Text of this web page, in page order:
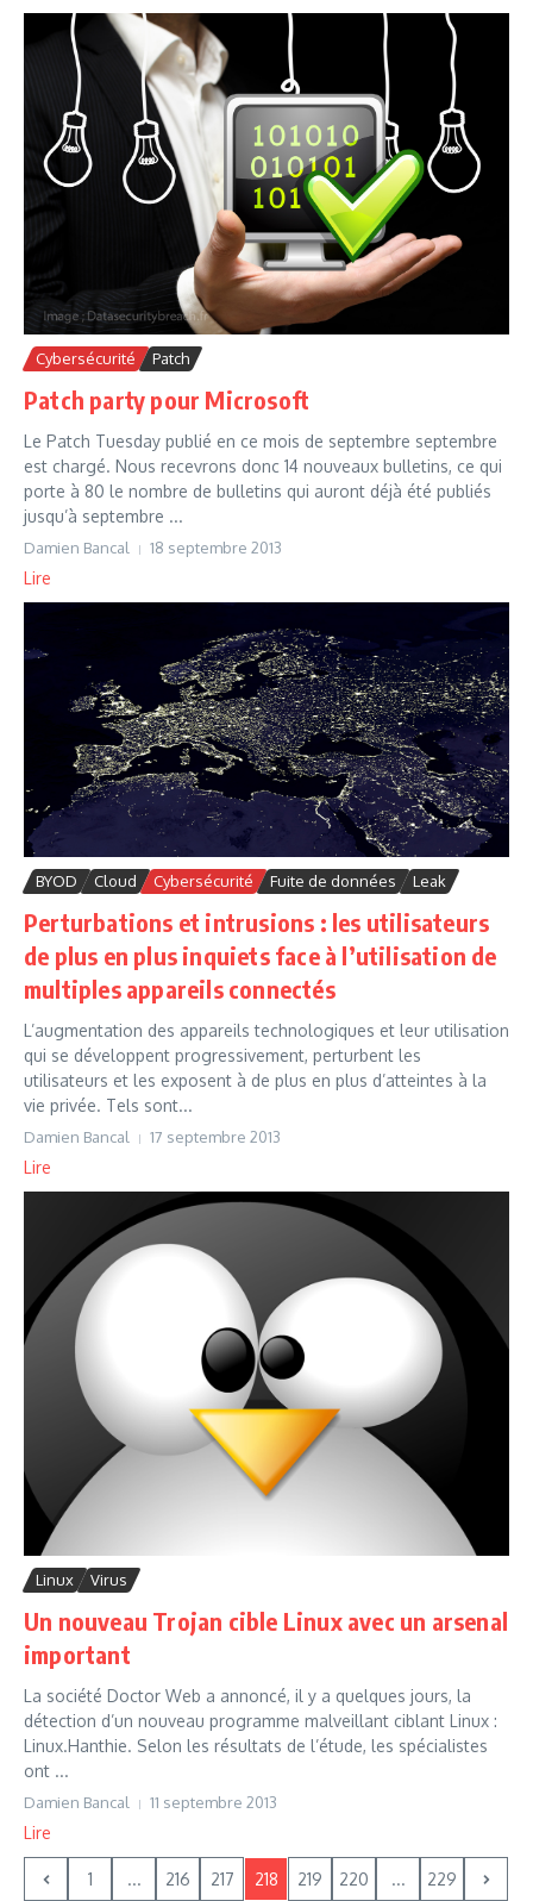
Cybersécurité Patch
Patch party pour Microsoft
Le Patch Tuesday publié en ce mois de septembre septembre
est chargé. Nous recevrons donc 14 nouveaux bulletins, ce qui
porte à 80 le nombre de bulletins qui auront déjà été publiés
jusqu’à septembre ...
Damien Bancal 18 septembre 2013
Lire
BYOD Cloud Cybersécurité Fuite de données Leak
Perturbations et intrusions : les utilisateurs
de plus en plus inquiets face à l’utilisation de
multiples appareils connectés
L’augmentation des appareils technologiques et leur utilisation
qui se développent progressivement, perturbent les
utilisateurs et les exposent à de plus en plus d’atteintes à la
vie privée. Tels sont...
Damien Bancal 17 septembre 2013
Lire
Linux Virus
Un nouveau Trojan cible Linux avec un arsenal
important
La société Doctor Web a annoncé, il y a quelques jours, la
détection d’un nouveau programme malveillant ciblant Linux :
Linux.Hanthie. Selon les résultats de l’étude, les spécialistes
ont ...
Damien Bancal 11 septembre 2013
Lire
1 ... 216 217 218 219 220 ... 229